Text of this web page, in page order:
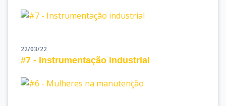
22/03/22
#7 - Instrumentação industrial